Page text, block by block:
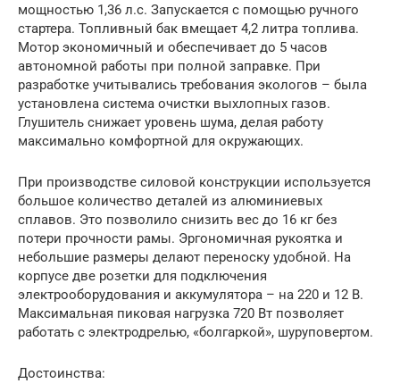
мощностью 1,36 л.с. Запускается с помощью ручного
стартера. Топливный бак вмещает 4,2 литра топлива.
Мотор экономичный и обеспечивает до 5 часов
автономной работы при полной заправке. При
разработке учитывались требования экологов – была
установлена система очистки выхлопных газов.
Глушитель снижает уровень шума, делая работу
максимально комфортной для окружающих.
При производстве силовой конструкции используется
большое количество деталей из алюминиевых
сплавов. Это позволило снизить вес до 16 кг без
потери прочности рамы. Эргономичная рукоятка и
небольшие размеры делают переноску удобной. На
корпусе две розетки для подключения
электрооборудования и аккумулятора – на 220 и 12 В.
Максимальная пиковая нагрузка 720 Вт позволяет
работать с электродрелью, «болгаркой», шуруповертом.
Достоинства: